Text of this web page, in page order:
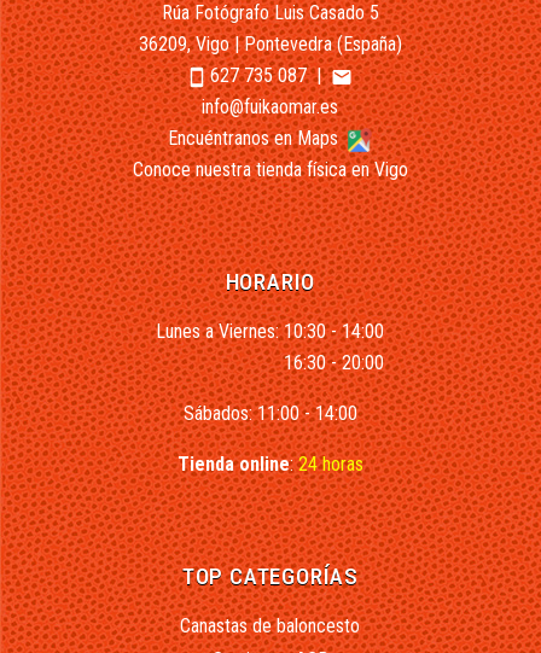
Rúa Fotógrafo Luis Casado 5
36209, Vigo | Pontevedra (España)
smartphone627 735 087|email
info@fuikaomar.es
Encuéntranos en Maps
Conoce nuestra tienda física en Vigo
HORARIO
Lunes a Viernes: 10:30 - 14:00
16:30 - 20:00
Sábados: 11:00 - 14:00
Tienda online:24 horas
TOP CATEGORÍAS
Canastas de baloncesto